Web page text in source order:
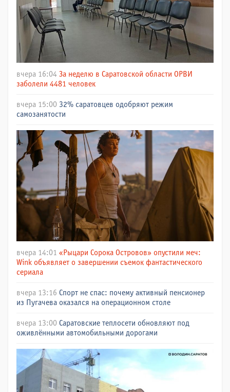
вчера 16:04 За неделю в Саратовской области ОРВИ
заболели 4481 человек
вчера 15:00 32% саратовцев одобряют режим
самозанятости
вчера 14:01 «Рыцари Сорока Островов» опустили меч:
Wink объявляет о завершении съемок фантастического
сериала
вчера 13:16 Спорт не спас: почему активный пенсионер
из Пугачева оказался на операционном столе
вчера 13:00 Саратовские теплосети обновляют под
оживлёнными автомобильными дорогами